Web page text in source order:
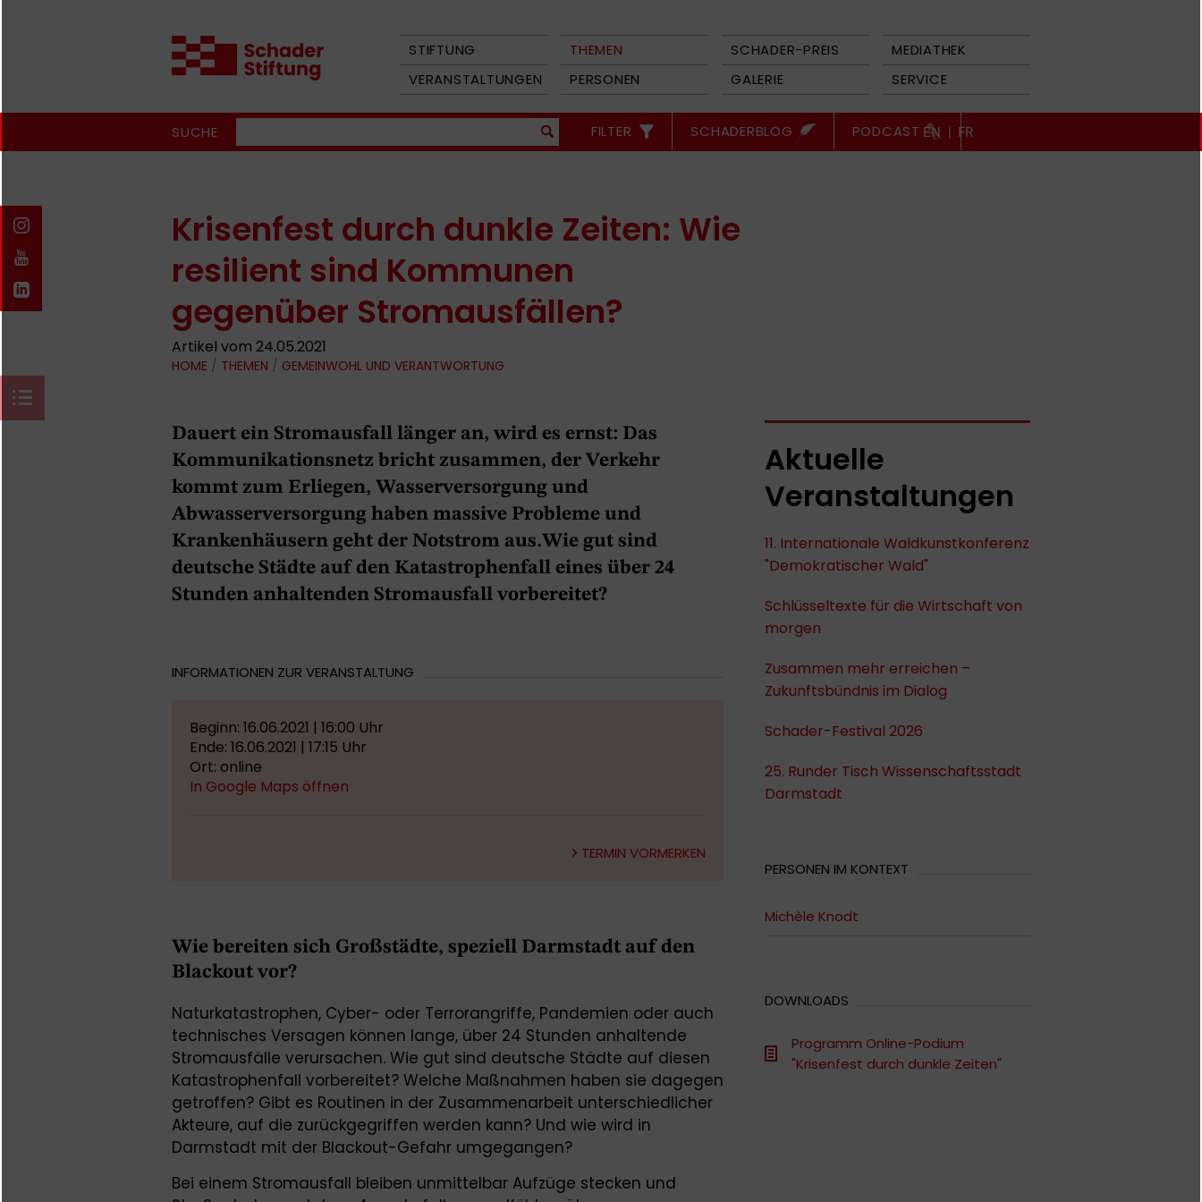
STIFTUNG THEMEN SCHADER-PREIS
MEDIATHEK
VERANSTALTUNGEN
PERSONEN GALERIE SERVICE
SUCHE FILTER SCHADERBLOG PODCAST EN | FR
Krisenfest durch dunkle Zeiten: Wie
resilient sind Kommunen
gegenüber Stromausfällen?
Artikel vom 24.05.2021
HOME / THEMEN / GEMEINWOHL UND VERANTWORTUNG
Dauert ein Stromausfall länger an, wird es ernst: Das
Kommunikationsnetz bricht zusammen, der Verkehr
kommt zum Erliegen, Wasserversorgung und
Abwasserversorgung haben massive Probleme und
Krankenhäusern geht der Notstrom aus.Wie gut sind
deutsche Städte auf den Katastrophenfall eines über 24
Stunden anhaltenden Stromausfall vorbereitet?
INFORMATIONEN ZUR VERANSTALTUNG
Beginn: 16.06.2021 | 16:00 Uhr
Ende: 16.06.2021 | 17:15 Uhr
Ort: online
In Google Maps öffnen
TERMIN VORMERKEN
Wie bereiten sich Großstädte, speziell Darmstadt auf den
Blackout vor?
Naturkatastrophen, Cyber- oder Terrorangriffe, Pandemien oder auch
technisches Versagen können lange, über 24 Stunden anhaltende
Stromausfälle verursachen. Wie gut sind deutsche Städte auf diesen
Katastrophenfall vorbereitet? Welche Maßnahmen haben sie dagegen
getroffen? Gibt es Routinen in der Zusammenarbeit unterschiedlicher
Akteure, auf die zurückgegriffen werden kann? Und wie wird in
Darmstadt mit der Blackout-Gefahr umgegangen?
Bei einem Stromausfall bleiben unmittelbar Aufzüge stecken und
Aktuelle
Veranstaltungen
11. Internationale Waldkunstkonferenz
"Demokratischer Wald"
Schlüsseltexte für die Wirtschaft von
morgen
Zusammen mehr erreichen –
Zukunftsbündnis im Dialog
Schader-Festival 2026
25. Runder Tisch Wissenschaftsstadt
Darmstadt
PERSONEN IM KONTEXT
Michèle Knodt
DOWNLOADS
Programm Online-Podium
"Krisenfest durch dunkle Zeiten"